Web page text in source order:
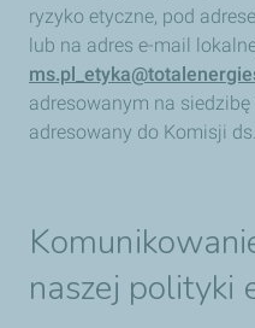
ryzyko etyczne, pod
lub na adres e-mail
adresowanym na
adresowany do Komisji
naszej polityki